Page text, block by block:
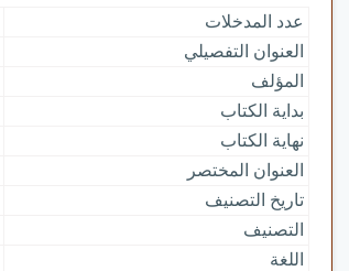
عدد المدخلات
العنوان التفصيلي
المؤلف
بداية الكتاب
نهاية الكتاب
العنوان المختصر
تاريخ التصنيف
التصنيف
اللغة